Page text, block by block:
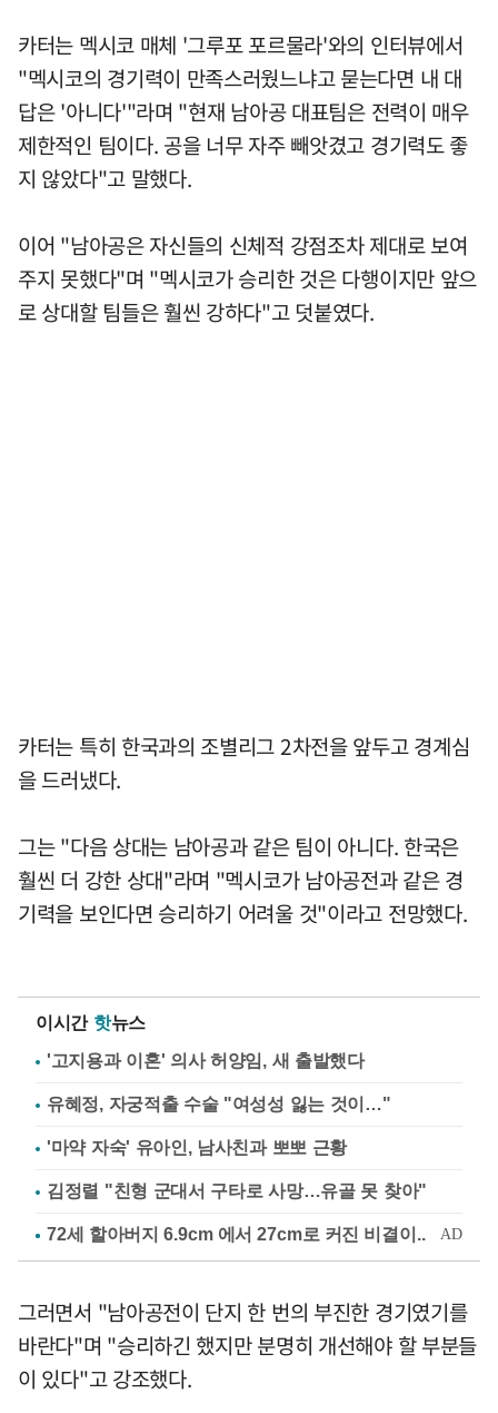
카터는 멕시코 매체 '그루포 포르물라'와의 인터뷰에서
"멕시코의 경기력이 만족스러웠느냐고 묻는다면 내 대
답은 '아니다'"라며 "현재 남아공 대표팀은 전력이 매우
제한적인 팀이다. 공을 너무 자주 빼앗겼고 경기력도 좋
지 않았다"고 말했다.
이어 "남아공은 자신들의 신체적 강점조차 제대로 보여
주지 못했다"며 "멕시코가 승리한 것은 다행이지만 앞으
로 상대할 팀들은 훨씬 강하다"고 덧붙였다.
카터는 특히 한국과의 조별리그 2차전을 앞두고 경계심
을 드러냈다.
그는 "다음 상대는 남아공과 같은 팀이 아니다. 한국은
훨씬 더 강한 상대"라며 "멕시코가 남아공전과 같은 경
기력을 보인다면 승리하기 어려울 것"이라고 전망했다.
이시간 핫뉴스
'고지용과 이혼' 의사 허양임, 새 출발했다
유혜정, 자궁적출 수술 "여성성 잃는 것이…"
'마약 자숙' 유아인, 남사친과 뽀뽀 근황
김정렬 "친형 군대서 구타로 사망…유골 못 찾아"
그러면서 "남아공전이 단지 한 번의 부진한 경기였기를
바란다"며 "승리하긴 했지만 분명히 개선해야 할 부분들
이 있다"고 강조했다.